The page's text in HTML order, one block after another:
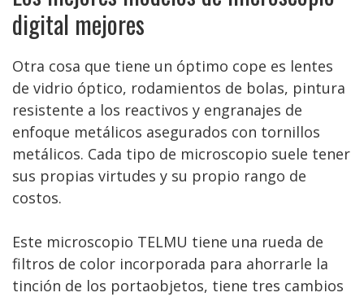
digital mejores
Otra cosa que tiene un óptimo cope es lentes
de vidrio óptico, rodamientos de bolas, pintura
resistente a los reactivos y engranajes de
enfoque metálicos asegurados con tornillos
metálicos. Cada tipo de microscopio suele tener
sus propias virtudes y su propio rango de
costos.
Este microscopio TELMU tiene una rueda de
filtros de color incorporada para ahorrarle la
tinción de los portaobjetos, tiene tres cambios